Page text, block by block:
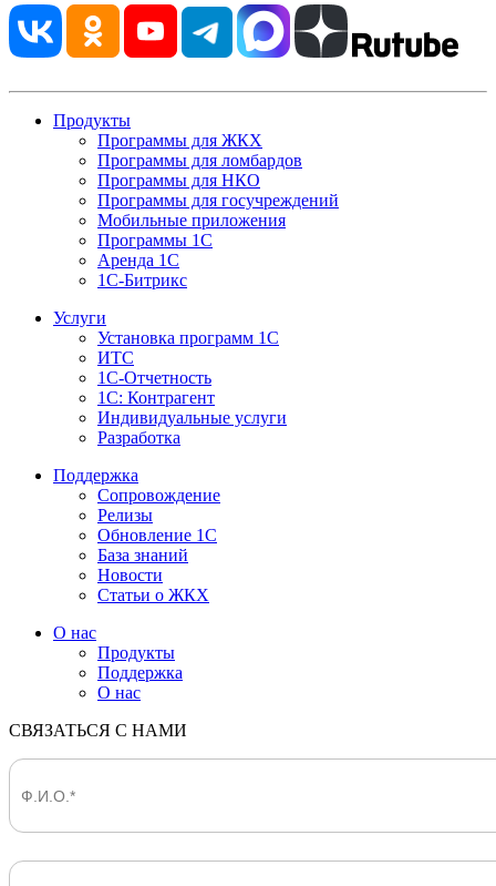
Продукты
Программы для ЖКХ
Программы для ломбардов
Программы для НКО
Программы для госучреждений
Мобильные приложения
Программы 1С
Аренда 1С
1С-Битрикс
Услуги
Установка программ 1С
ИТС
1С-Отчетность
1С: Контрагент
Индивидуальные услуги
Разработка
Поддержка
Сопровождение
Релизы
Обновление 1С
База знаний
Новости
Статьи о ЖКХ
О нас
Продукты
Поддержка
О нас
СВЯЗАТЬСЯ С НАМИ